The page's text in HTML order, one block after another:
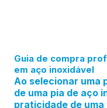
Guia de compra
em aço inoxidável
Ao selecionar uma
de uma pia de aço
praticidade de uma